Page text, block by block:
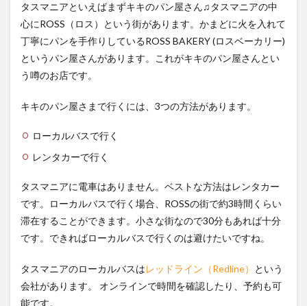
タスマニアといえばまずキキのパン屋さん♫タスマニアの中
心にROSS（ロス）という街があります。かまどに火を入れて
丁寧にパンを手作りしているROSS BAKERY (ロスベーカリー)
というパン屋さんがあります。これがキキのパン屋さんとい
う噂のお店です。
キキのパン屋さまで行くには、3つの方法があります。
ローカルバスで行く
レンタカーで行く
タスマニアに電車はありません。ベストな方法はレンタカー
です。ローカルバスで行く場合、ROSSの街で約3時間くらい
滞在することができます。小さな街なので30分もあれば十分
です。できればローカルバスで行くのは避けたいですね。
タスマニアのローカルバスはレッドライン（Redline）
という
会社があります。 オンラインで時間を確認したり、予約も可
能です。